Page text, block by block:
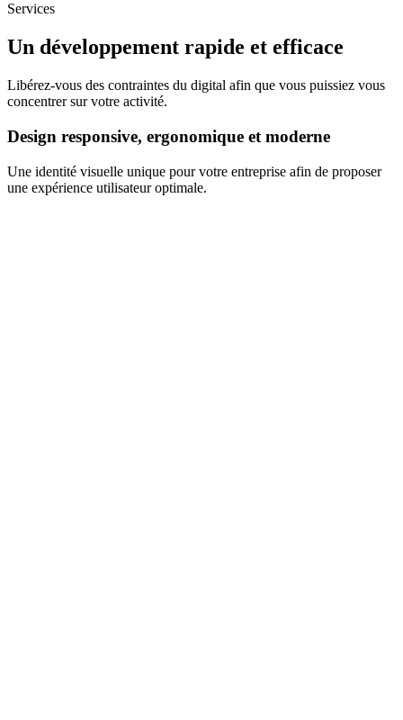
Services
Un développement rapide et efficace
Libérez-vous des contraintes du digital afin que vous puissiez vous
concentrer sur votre activité.
Design responsive, ergonomique et moderne
Une identité visuelle unique pour votre entreprise afin de proposer
une expérience utilisateur optimale.